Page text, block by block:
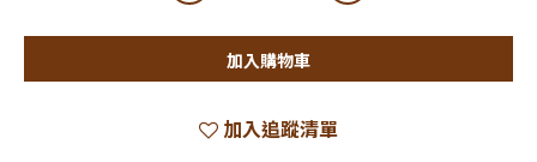
加入購物車
加入追蹤清單